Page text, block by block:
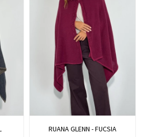
RUANA GLENN - FUCSIA